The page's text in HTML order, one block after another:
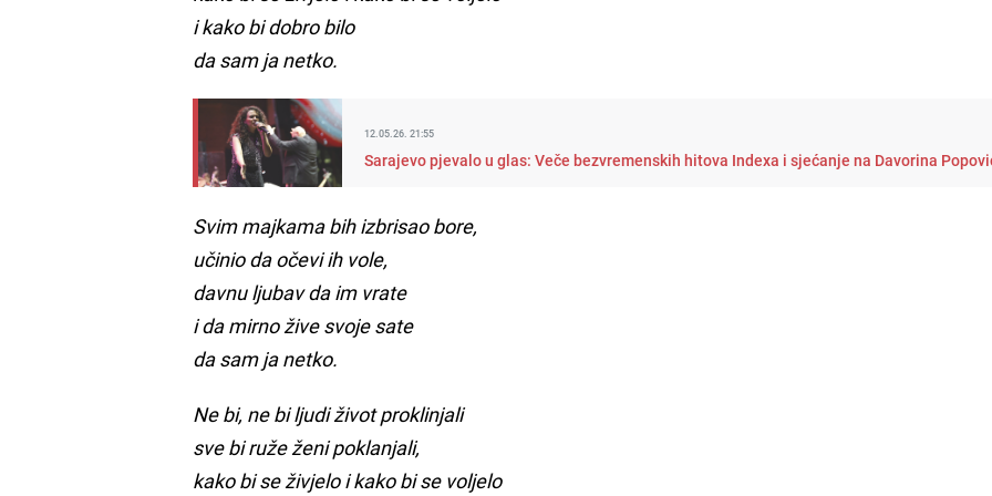
i kako bi dobro bilo
da sam ja netko.
12.05.26. 21:55
Sarajevo pjevalo u glas: Veče bezvremenskih hitova Indexa i sjećanje na Davorina
Svim majkama bih izbrisao bore,
učinio da očevi ih vole,
davnu ljubav da im vrate
i da mirno žive svoje sate
da sam ja netko.
Ne bi, ne bi ljudi život proklinjali
sve bi ruže ženi poklanjali,
kako bi se živjelo i kako bi se voljelo